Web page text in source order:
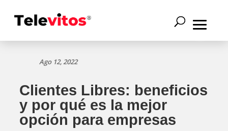
Ago 12, 2022
Clientes Libres: beneficios
y por qué es la mejor
opción para empresas